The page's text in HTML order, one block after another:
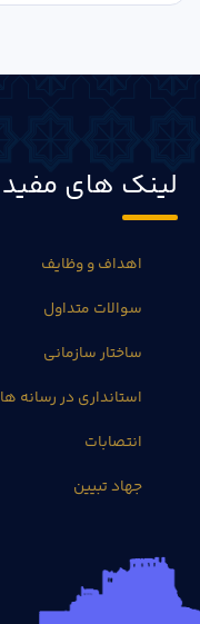
لینک های مفید
اهداف و وظایف
سوالات متداول
ساختار سازمانی
استانداری در رسانه ها
انتصابات
جهاد تبیین